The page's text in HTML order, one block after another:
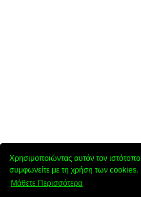
Χρησιμοποιώντας αυτόν τον ιστότοπο
συμφωνείτε με τη χρήση των cookies.
Μάθετε Περισσότερα